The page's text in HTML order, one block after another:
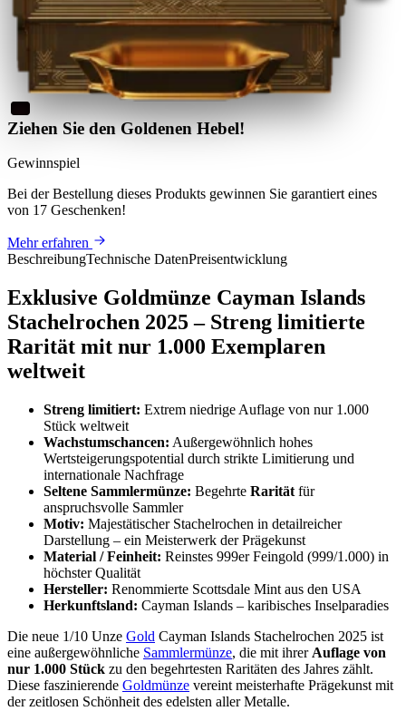
Ziehen Sie den Goldenen Hebel!
Gewinnspiel
Bei der Bestellung dieses Produkts gewinnen Sie garantiert eines
von 17 Geschenken!
Mehr erfahren
BeschreibungTechnische DatenPreisentwicklung
Exklusive Goldmünze Cayman Islands
Stachelrochen 2025 – Streng limitierte
Rarität mit nur 1.000 Exemplaren
weltweit
Streng limitiert: Extrem niedrige Auflage von nur 1.000
Stück weltweit
Wachstumschancen: Außergewöhnlich hohes
Wertsteigerungspotential durch strikte Limitierung und
internationale Nachfrage
Seltene Sammlermünze: Begehrte Rarität für
anspruchsvolle Sammler
Motiv: Majestätischer Stachelrochen in detailreicher
Darstellung – ein Meisterwerk der Prägekunst
Material / Feinheit: Reinstes 999er Feingold (999/1.000) in
höchster Qualität
Hersteller: Renommierte Scottsdale Mint aus den USA
Herkunftsland: Cayman Islands – karibisches Inselparadies
Die neue 1/10 Unze Gold Cayman Islands Stachelrochen 2025 ist
eine außergewöhnliche Sammlermünze, die mit ihrer Auflage von
nur 1.000 Stück zu den begehrtesten Raritäten des Jahres zählt.
Diese faszinierende Goldmünze vereint meisterhafte Prägekunst mit
der zeitlosen Schönheit des edelsten aller Metalle.